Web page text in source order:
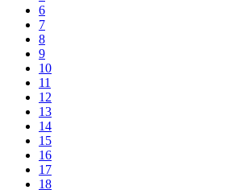
6
7
8
9
10
11
12
13
14
15
16
17
18